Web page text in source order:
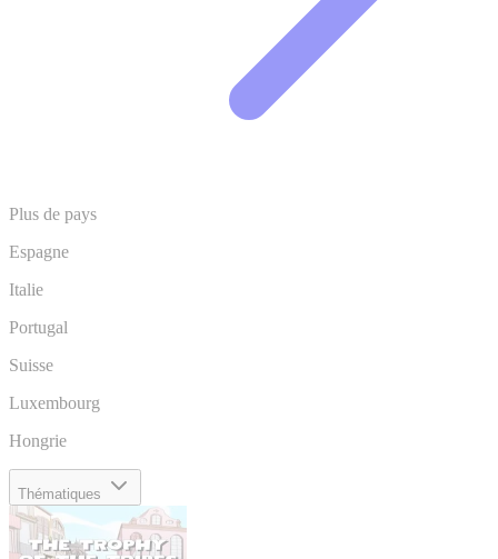
Plus de pays
Espagne
Italie
Portugal
Suisse
Luxembourg
Hongrie
Thématiques